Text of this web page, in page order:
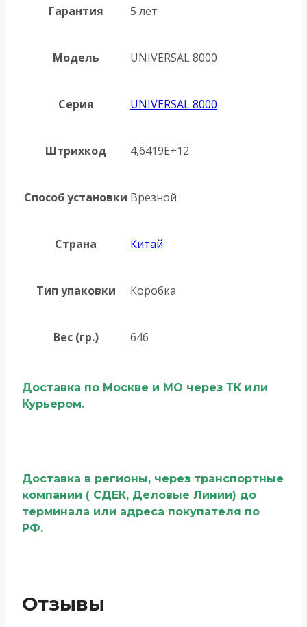
Гарантия 5 лет
Модель UNIVERSAL 8000
Серия UNIVERSAL 8000
Штрихкод 4,6419E+12
Способ установки Врезной
Страна Китай
Тип упаковки Коробка
Вес (гр.) 646
Доставка по Москве и МО через ТК или
Курьером.
Доставка в регионы, через транспортные
компании ( СДЕК, Деловые Линии) до
терминала или адреса покупателя по
РФ.
Отзывы